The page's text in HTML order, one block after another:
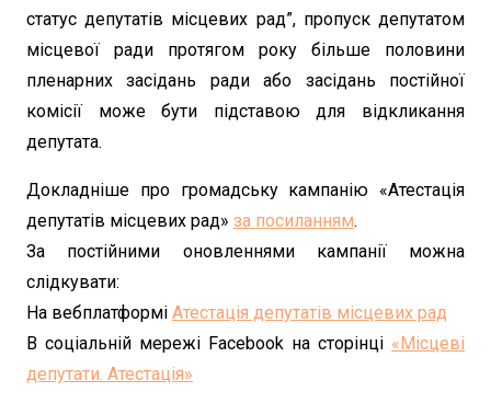
статус депутатів місцевих рад”, пропуск депутатом
місцевої ради протягом року більше половини
пленарних засідань ради або засідань постійної
комісії може бути підставою для відкликання
депутата.
Докладніше про громадську кампанію «Атестація
депутатів місцевих рад» за посиланням.
За постійними оновленнями кампанії можна
слідкувати:
На вебплатформі Атестація депутатів місцевих рад
В соціальній мережі Facebook на сторінці «Місцеві
депутати. Атестація»